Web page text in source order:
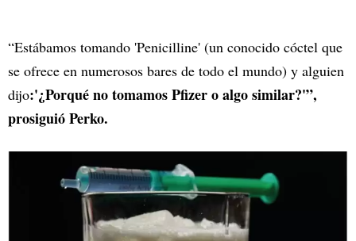
“Estábamos tomando 'Penicilline' (un conocido cóctel que
se ofrece en numerosos bares de todo el mundo) y alguien
dijo:'¿Porqué no tomamos Pfizer o algo similar?'”,
prosiguió Perko.